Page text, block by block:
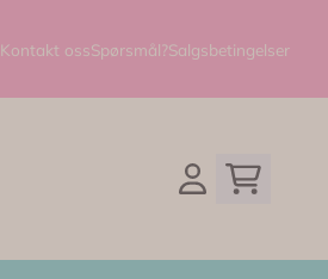
Kontakt ossSpørsmål?Salgsbetingelser